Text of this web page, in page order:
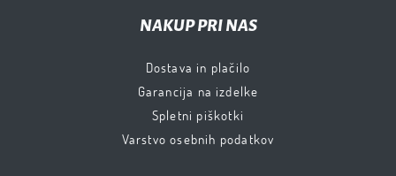
NAKUP PRI NAS
Dostava in plačilo
Garancija na izdelke
Spletni piškotki
Varstvo osebnih podatkov